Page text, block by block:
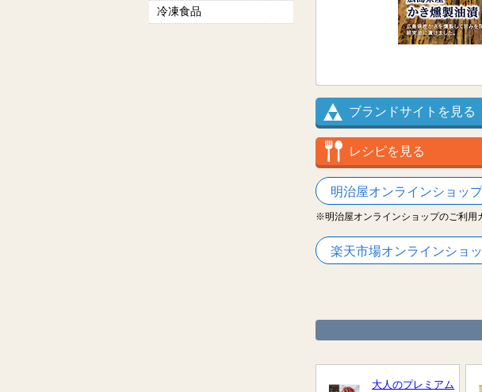
冷凍食品
ブランドサイトを見る
レシピを見る
明治屋オンラインショッ
※明治屋オンラインショップのご利用
楽天市場オンラインショ
大人のプレミアム